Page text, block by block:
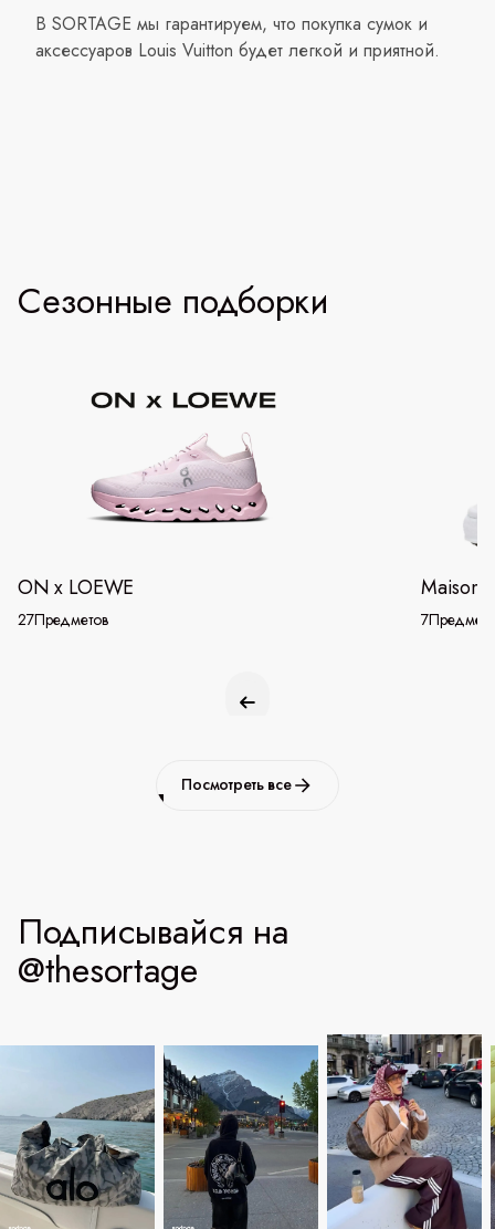
В SORTAGE мы гарантируем, что покупка сумок и
аксессуаров Louis Vuitton будет легкой и приятной.
Сезонные подборки
ON x LOEWE
27Предметов
Maison
7
Посмотреть все
Подписывайся на
@thesortage